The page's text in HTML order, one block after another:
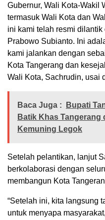
Gubernur, Wali Kota-Wakil
termasuk Wali Kota dan
ini kami telah resmi
Prabowo Subianto. Ini
kami jalankan dengan
Kota Tangerang dan
Wali Kota, Sachrudin, usai
Baca Juga :
Bupati
Batik Khas
Kemuning Legok
Setelah pelantikan, lanjut
berkolaborasi dengan
membangun Kota
“Setelah ini, kita langsung
untuk menyapa